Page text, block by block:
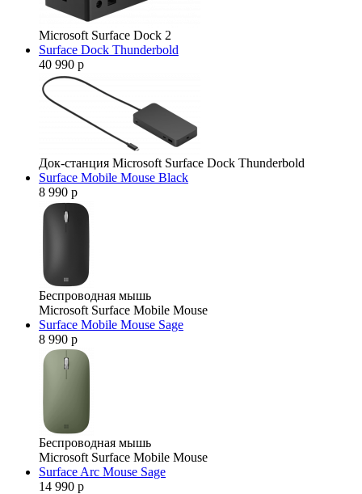
Microsoft Surface Dock 2
Surface Dock Thunderbold
40 990 р
Док-станция Microsoft Surface Dock Thunderbold
Surface Mobile Mouse Black
8 990 р
Беспроводная мышь
Microsoft Surface Mobile Mouse
Surface Mobile Mouse Sage
8 990 р
Беспроводная мышь
Microsoft Surface Mobile Mouse
Surface Arc Mouse Sage
14 990 р